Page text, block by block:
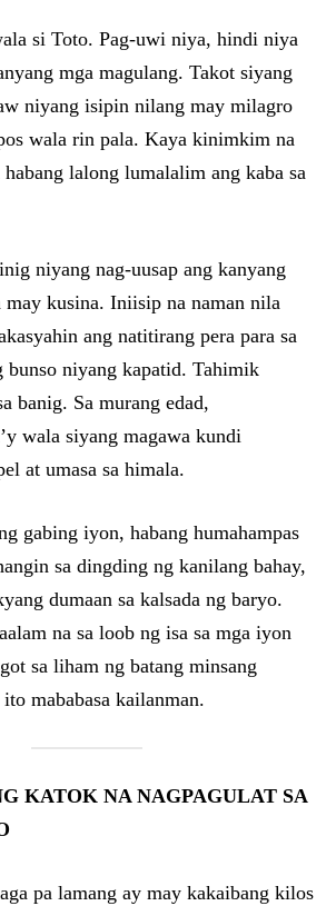
si Toto. Pag-uwi niya, hindi niya
mga magulang. Takot siyang
niyang isipin nilang may milagro
wala rin pala. Kaya kinimkim na
lalong lumalalim ang kaba sa
niyang nag-uusap ang kanyang
may kusina. Iniisip na naman nila
ang natitirang pera para sa
bunso niyang kapatid. Tahimik
banig. Sa murang edad,
wala siyang magawa kundi
at umasa sa himala.
gabing iyon, habang humahampas
sa dingding ng kanilang bahay,
dumaan sa kalsada ng baryo.
na sa loob ng isa sa mga iyon
sa liham ng batang minsang
mababasa kailanman.
KATOK NA NAGPAGULAT SA
pa lamang ay may kakaibang kilos